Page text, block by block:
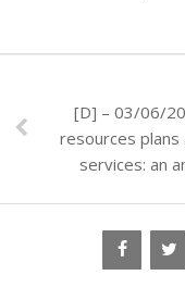
[D] – 03/06/
resources
services: an